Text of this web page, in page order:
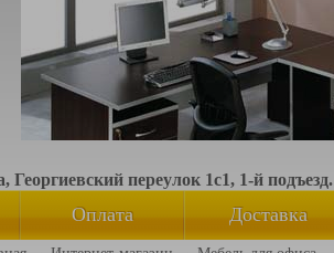
Георгиевский переулок 1с1, 1-й
Оплата Доставка